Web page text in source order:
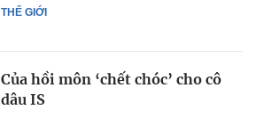
THẾ GIỚI
Của hồi môn ‘chết chóc’ cho cô
dâu IS